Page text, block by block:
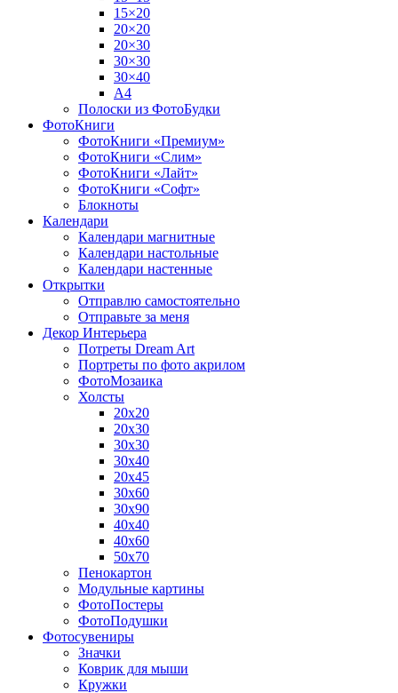
15×20
20×20
20×30
30×30
30×40
A4
Полоски из ФотоБудки
ФотоКниги
ФотоКниги «Премиум»
ФотоКниги «Слим»
ФотоКниги «Лайт»
ФотоКниги «Софт»
Блокноты
Календари
Календари магнитные
Календари настольные
Календари настенные
Открытки
Отправлю самостоятельно
Отправьте за меня
Декор Интерьера
Потреты Dream Art
Портреты по фото акрилом
ФотоМозаика
Холсты
20х20
20х30
30х30
30х40
20х45
30х60
30х90
40х40
40х60
50х70
Пенокартон
Модульные картины
ФотоПостеры
ФотоПодушки
Фотоcувениры
Значки
Коврик для мыши
Кружки